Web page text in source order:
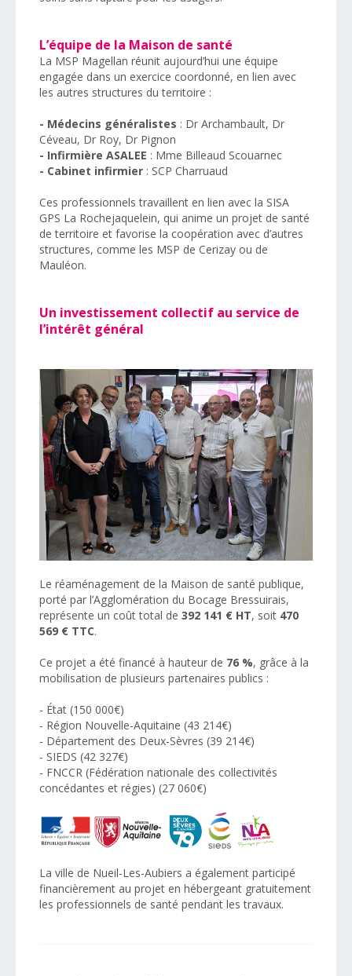
L’équipe de la Maison de santé
La MSP Magellan réunit aujourd’hui une équipe
engagée dans un exercice coordonné, en lien avec
les autres structures du territoire :
- Médecins généralistes : Dr Archambault, Dr
Céveau, Dr Roy, Dr Pignon
- Infirmière ASALEE : Mme Billeaud Scouarnec
- Cabinet infirmier : SCP Charruaud
Ces professionnels travaillent en lien avec la SISA
GPS La Rochejaquelein, qui anime un projet de santé
de territoire et favorise la coopération avec d’autres
structures, comme les MSP de Cerizay ou de
Mauléon.
Un investissement collectif au service de
l’intérêt général
Le réaménagement de la Maison de santé publique,
porté par l’Agglomération du Bocage Bressuirais,
représente un coût total de 392 141 € HT, soit 470
569 € TTC.
Ce projet a été financé à hauteur de 76 %, grâce à la
mobilisation de plusieurs partenaires publics :
- État (150 000€)
- Région Nouvelle-Aquitaine (43 214€)
- Département des Deux-Sèvres (39 214€)
- SIEDS (42 327€)
- FNCCR (Fédération nationale des collectivités
concédantes et régies) (27 060€)
La ville de Nueil-Les-Aubiers a également participé
financièrement au projet en hébergeant gratuitement
les professionnels de santé pendant les travaux.